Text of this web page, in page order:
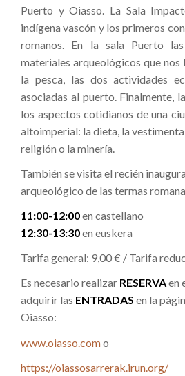
Puerto y Oiasso. La Sala
indígena vascón y los primeros
romanos. En la sala Puerto
materiales arqueológicos que
la pesca, las dos actividades
asociadas al puerto. Finalmente,
los aspectos cotidianos de una
altoimperial: la dieta, la
religión o la minería.
También se visita el recién
arqueológico de las termas
11:00-12:00en castellano
12:30-13:30en euskera
Tarifa general: 9,00 € / Tarifa
Es necesario realizar RESERVAen
adquirir las ENTRADAS en la
Oiasso:
www.oiasso.como
https://oiassosarrerak.irun.org/